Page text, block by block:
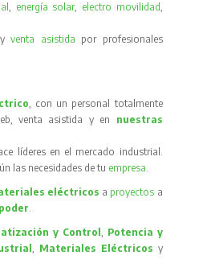
, energía solar, electro movilidad,
yventa asistida por profesionales
, con un personal totalmente
venta asistida y en nuestras
líderes en el mercado industrial.
las necesidades de tu empresa.
eléctricos a proyectos a
.
y Control, Potencia y
, Materiales Eléctricos y